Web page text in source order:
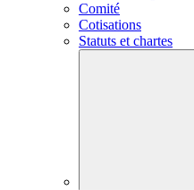
Comité
Cotisations
Statuts et chartes